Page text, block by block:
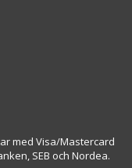
med Visa/Mastercard
SEB och Nordea.